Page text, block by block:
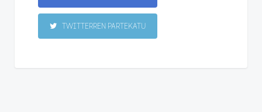
TWITTERREN PARTEKATU